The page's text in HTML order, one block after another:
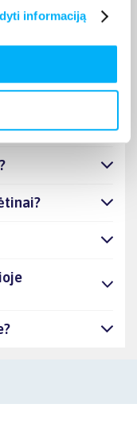
informaciją
jų